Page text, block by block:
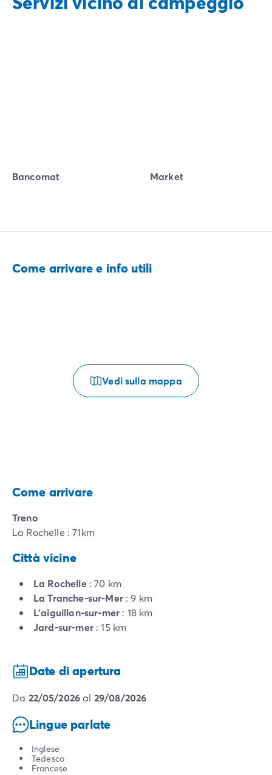
Bancomat Market
Come arrivare e info utili
Vedi sulla mappa
Come arrivare
Treno
La Rochelle : 71km
Città vicine
La Rochelle: 70 km
La Tranche-sur-Mer: 9 km
L'aiguillon-sur-mer : 18 km
Jard-sur-mer: 15 km
Date di apertura
da 22/05/2026al 29/08/2026
Lingue parlate
Inglese
Tedesco
Francese